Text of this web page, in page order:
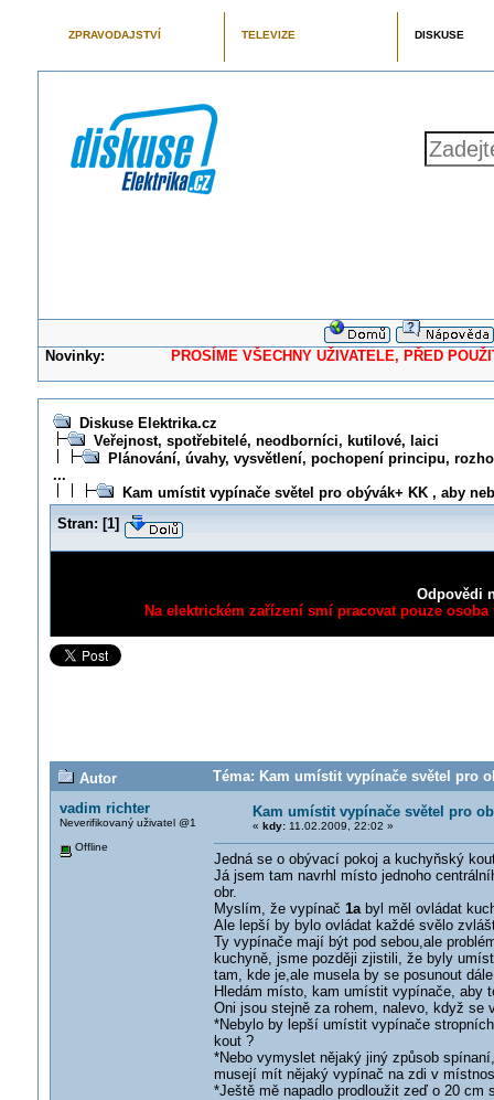
ZPRAVODAJSTVÍ TELEVIZE DISKUSE
Novinky: PROSÍME VŠECHNY UŽIVATELE, PŘED
Diskuse Elektrika.cz
Veřejnost, spotřebitelé, neodborníci, kutilové, laici
Plánování, úvahy, vysvětlení, pochopení principu,
...
Kam umístit vypínače světel pro obývák+ KK , aby
Stran: [1]
Odpovědi
Na elektrickém zařízení smí pracovat pouze
Autor
Téma: Kam umístit vypínače světel pro
vadim richter
Neverifikovaný uživatel @1
Offline
Kam umístit vypínače světel pro
« kdy:11.02.2009, 22:02 »
Jedná se o obývací pokoj a kuchyňský
Já jsem tam navrhl místo jednoho
obr.
Myslím, že vypínač 1abyl měl ovládat
Ale lepší by bylo ovládat každé svělo
Ty vypínače mají být pod sebou,ale
kuchyně, jsme později zjistili, že byly
tam, kde je,ale musela by se posunout
Hledám místo, kam umístit vypínače, aby
Oni jsou stejně za rohem, nalevo, když se
*Nebylo by lepší umístit vypínače
kout ?
*Nebo vymyslet nějaký jiný způsob
musejí mít nějaký vypínač na zdi v
*Ještě mě napadlo prodloužit zeď o 20